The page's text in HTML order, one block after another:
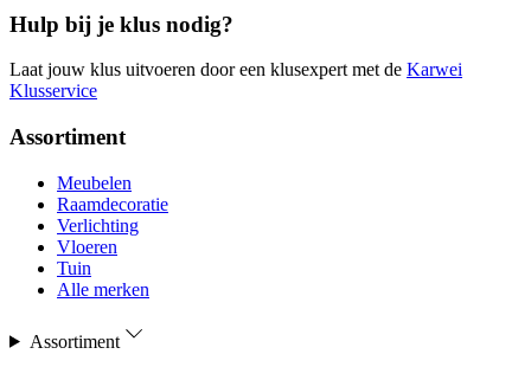
Hulp bij je klus nodig?
Laat jouw klus uitvoeren door een klusexpert met de Karwei
Klusservice
Assortiment
Meubelen
Raamdecoratie
Verlichting
Vloeren
Tuin
Alle merken
Assortiment